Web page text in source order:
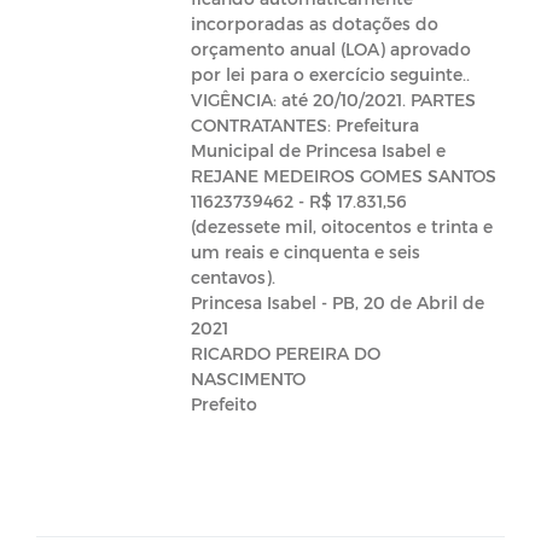
incorporadas as dotações do
orçamento anual (LOA) aprovado
por lei para o exercício seguinte..
VIGÊNCIA: até 20/10/2021. PARTES
CONTRATANTES: Prefeitura
Municipal de Princesa Isabel e
REJANE MEDEIROS GOMES SANTOS
11623739462 - R$ 17.831,56
(dezessete mil, oitocentos e trinta e
um reais e cinquenta e seis
centavos).
Princesa Isabel - PB, 20 de Abril de
2021
RICARDO PEREIRA DO
NASCIMENTO
Prefeito